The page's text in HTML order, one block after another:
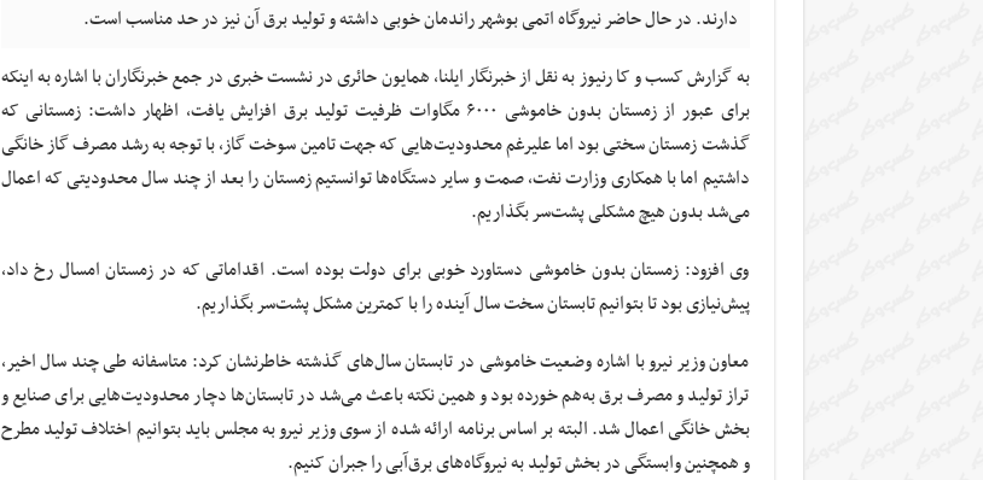
دارند. در حال حاضر نیروگاه اتمی بوشهر راندمان خوبی داشته و تولید برق آن نیز در حد مناسب است.
به گزارش کسب و کا رنیوز به نقل از خبرنگار ایلنا، همایون حائری در نشست خبری در جمع خبرنگاران با اشاره به اینکه
برای عبور از زمستان بدون خاموشی ۶۰۰۰ مگاوات ظرفیت تولید برق افزایش یافت، اظهار داشت: زمستانی که
گذشت زمستان سختی بود اما علیرغم محدودیت‌هایی که جهت تامین سوخت گاز، با توجه به رشد مصرف گاز خانگی
داشتیم اما با همکاری وزارت نفت، صمت و سایر دستگاه‌ها توانستیم زمستان را بعد از چند سال محدودیتی‌ که اعمال
می‌شد بدون هیچ مشکلی پشت‌سر بگذاریم.
وی افزود: زمستان بدون خاموشی دستاورد خوبی برای دولت بوده است. اقداماتی که در زمستان امسال رخ داد،
پیش‌نیازی بود تا بتوانیم تابستان سخت سال آینده را با کمترین مشکل پشت‌سر بگذاریم.
معاون وزیر نیرو با اشاره وضعیت خاموشی در تابستان سال‌های گذشته خاطرنشان کرد: متاسفانه طی چند سال اخیر،
تراز تولید و مصرف برق به‌هم خورده بود و همین نکته باعث می‌شد در تابستان‌ها دچار محدودیت‌هایی برای صنایع و
بخش خانگی اعمال شد. البته بر اساس برنامه ارائه شده از سوی وزیر نیرو به مجلس باید بتوانیم اختلاف تولید مطرح
و همچنین وابستگی در بخش تولید به نیروگاه‌های برق‌آبی را جبران کنیم.